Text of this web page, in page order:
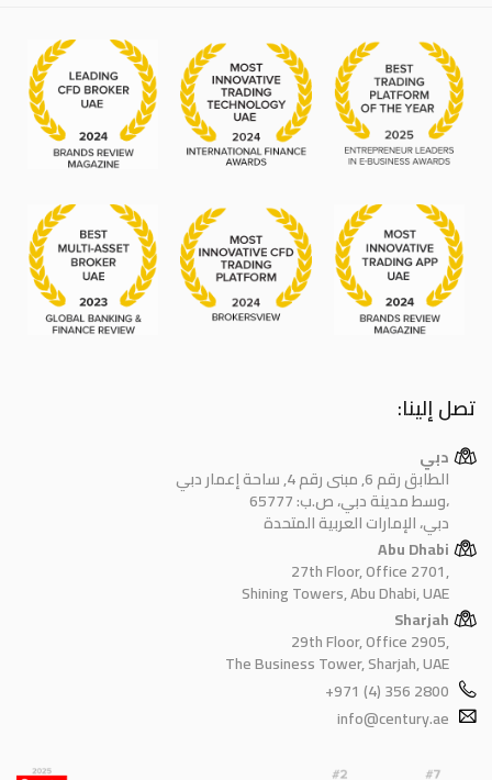
تصل إلينا:
دبي
الطابق رقم 6, مبنى رقم 4, ساحة إعمار دبي
وسط مدينة دبي، ص.ب: 65777،
دبي، الإمارات العربية المتحدة
Abu Dhabi
27th Floor, Office 2701,
Shining Towers, Abu Dhabi, UAE
Sharjah
29th Floor, Office 2905,
The Business Tower, Sharjah, UAE
+971 (4) 356 2800
info@century.ae